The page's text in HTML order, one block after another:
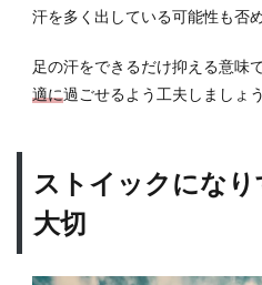
汗を多く出している可能性も否
足の汗をできるだけ抑える意味
適に過ごせるよう工夫しましょう
ストイックにな
大切